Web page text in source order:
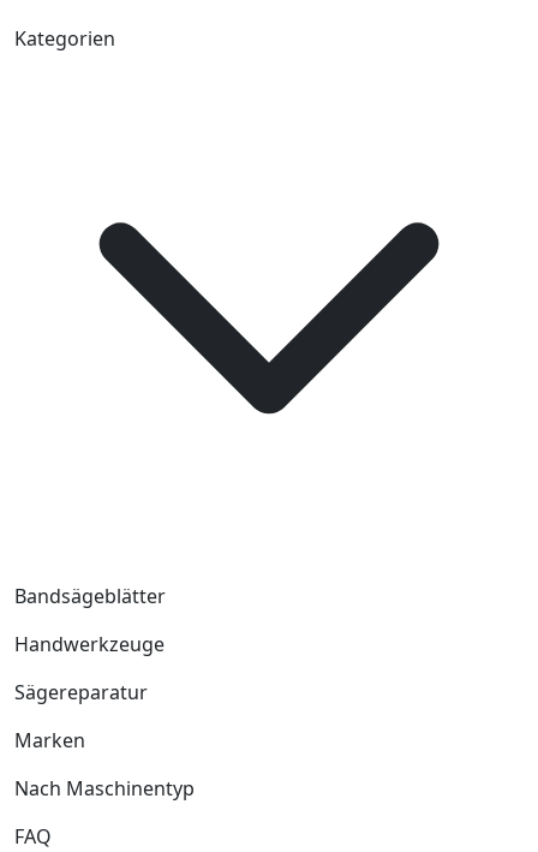
Kategorien
Bandsägeblätter
Handwerkzeuge
Sägereparatur
Marken
Nach Maschinentyp
FAQ